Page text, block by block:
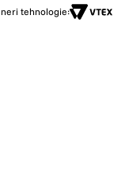
tehnologie: